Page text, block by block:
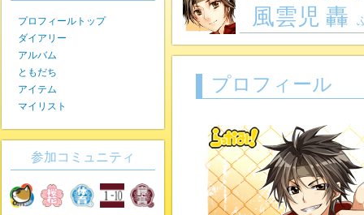
風雲児 轟
プロフィール
プロフィールトップ
ダイアリー
アルバム
ともだち
アイテム
マイリスト
参加コミュニティ